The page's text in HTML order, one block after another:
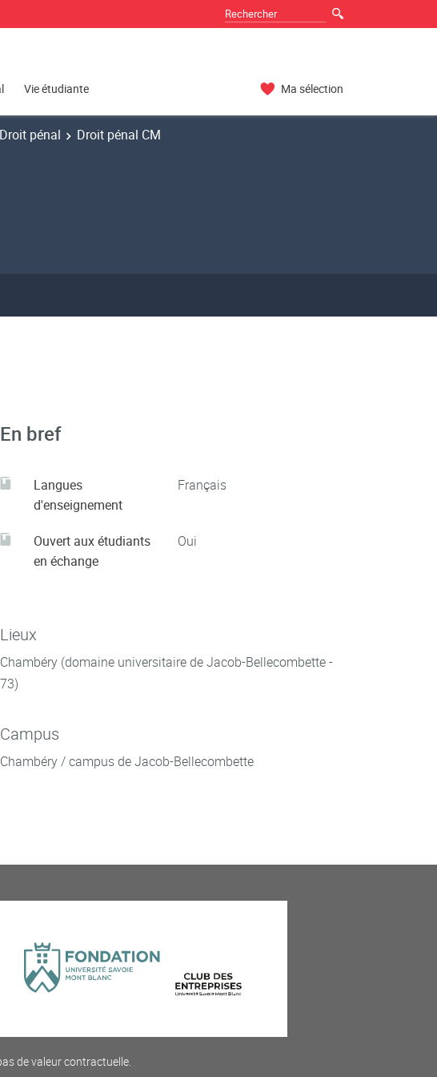
Vie étudiante Ma sélection
Droit pénal Droit pénal CM
En bref
Langues
d'enseignement
Français
Ouvert aux étudiants
en échange
Oui
Lieux
Chambéry (domaine universitaire de Jacob-Bellecombette -
73)
Campus
Chambéry / campus de Jacob-Bellecombette
de valeur contractuelle.